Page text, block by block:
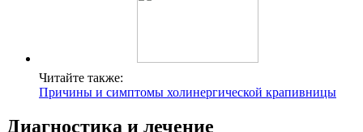
Читайте также:
Причины и симптомы холинергической крапивницы
Диагностика и лечение